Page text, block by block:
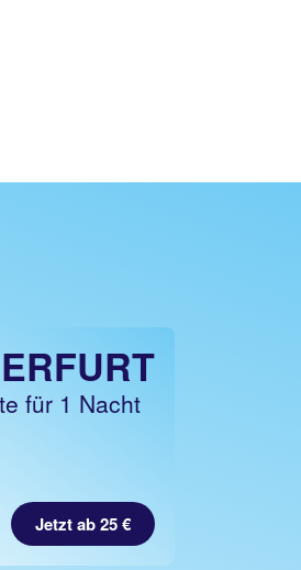
für 1 Nacht
Jetzt ab 25 €